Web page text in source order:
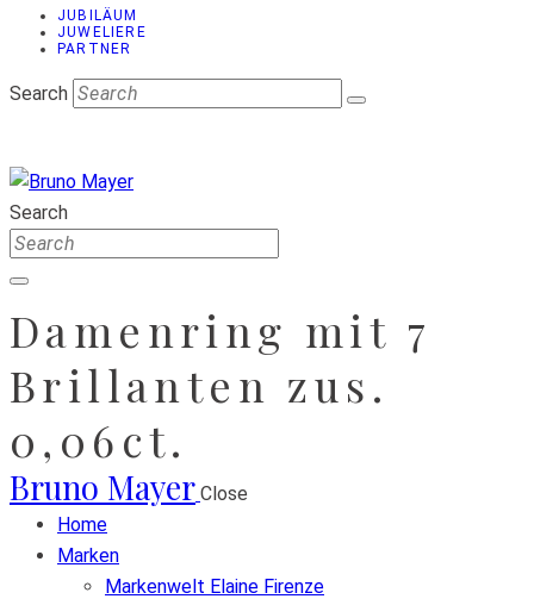
JUBILÄUM
JUWELIERE
PARTNER
Search
Search
Damenring mit 7
Brillanten zus.
0,06ct.
Bruno Mayer Close
Home
Marken
Markenwelt Elaine Firenze